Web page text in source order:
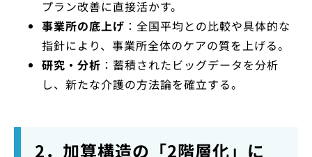
プラン改善に直接活かす。
事業所の底上げ ：全国平均との比較や具体的な
指針により、事業所全体のケアの質を上げる。
研究・分析 ：蓄積されたビッグデータを分析
し、新たな介護の方法論を確立する。
2．加算構造の「2階層化」に